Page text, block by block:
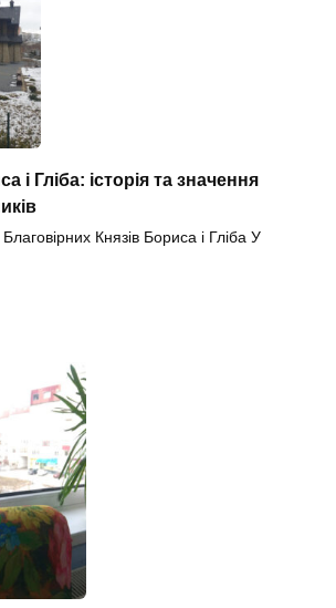
і Гліба: історія та значення
Князів Бориса і Гліба У